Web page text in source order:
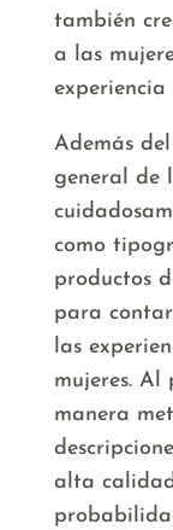
también
a las
experiencia
Además
general de
como
productos
para
las
mujeres. Al
manera
alta